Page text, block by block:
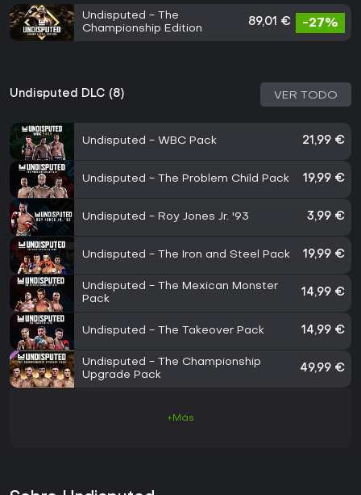
Undisputed - The
Championship Edition
89,01 € -27%
Undisputed DLC (8) VER TODO
Undisputed - WBC Pack 21,99 €
Undisputed - The Problem Child Pack 19,99 €
Undisputed - Roy Jones Jr. '93 3,99 €
Undisputed - The Iron and Steel Pack 19,99 €
Undisputed - The Mexican Monster
Pack
14,99 €
Undisputed - The Takeover Pack 14,99 €
Undisputed - The Championship
Upgrade Pack
49,99 €
+Más